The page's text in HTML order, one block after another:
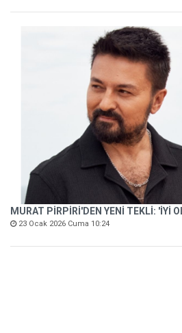
MURAT PİRPİRİ'DEN YENİ TEKLİ: 'İYİ
23 Ocak 2026 Cuma 10:24